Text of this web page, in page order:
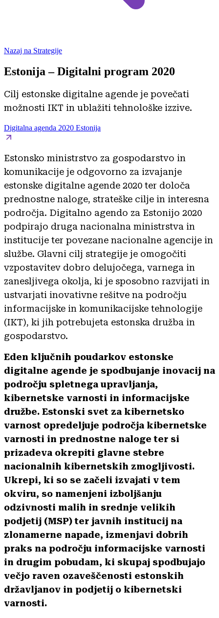
Nazaj na Strategije
Estonija – Digitalni program 2020
Cilj estonske digitalne agende je povečati
možnosti IKT in ublažiti tehnološke izzive.
Digitalna agenda 2020 Estonija
Estonsko ministrstvo za gospodarstvo in
komunikacije je odgovorno za izvajanje
estonske digitalne agende 2020 ter določa
prednostne naloge, strateške cilje in interesna
področja. Digitalno agendo za Estonijo 2020
podpirajo druga nacionalna ministrstva in
institucije ter povezane nacionalne agencije in
službe. Glavni cilj strategije je omogočiti
vzpostavitev dobro delujočega, varnega in
zanesljivega okolja, ki je sposobno razvijati in
ustvarjati inovativne rešitve na področju
informacijske in komunikacijske tehnologije
(IKT), ki jih potrebujeta estonska družba in
gospodarstvo.
Eden ključnih poudarkov estonske
digitalne agende je spodbujanje inovacij na
področju spletnega upravljanja,
kibernetske varnosti in informacijske
družbe. Estonski svet za kibernetsko
varnost opredeljuje področja kibernetske
varnosti in prednostne naloge ter si
prizadeva okrepiti glavne stebre
nacionalnih kibernetskih zmogljivosti.
Ukrepi, ki so se začeli izvajati v tem
okviru, so namenjeni izboljšanju
odzivnosti malih in srednje velikih
podjetij (MSP) ter javnih institucij na
zlonamerne napade, izmenjavi dobrih
praks na področju informacijske varnosti
in drugim pobudam, ki skupaj spodbujajo
večjo raven ozaveščenosti estonskih
državljanov in podjetij o kibernetski
varnosti.